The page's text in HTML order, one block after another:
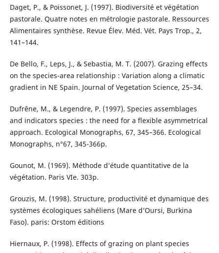
Daget, P., & Poissonet, J. (1997). Biodiversité et végétation
pastorale. Quatre notes en métrologie pastorale. Ressources
Alimentaires synthèse. Revue Élev. Méd. Vét. Pays Trop., 2,
141–144.
De Bello, F., Leps, J., & Sebastia, M. T. (2007). Grazing effects
on the species-area relationship : Variation along a climatic
gradient in NE Spain. Journal of Vegetation Science, 25–34.
Dufrêne, M., & Legendre, P. (1997). Species assemblages
and indicators species : the need for a flexible asymmetrical
approach. Ecological Monographs, 67, 345–366. Ecological
Monographs, n°67, 345-366p.
Gounot, M. (1969). Méthode d’étude quantitative de la
végétation. Paris VIe. 303p.
Grouzis, M. (1998). Structure, productivité et dynamique des
systèmes écologiques sahéliens (Mare d’Oursi, Burkina
Faso). paris: Orstom éditions
Hiernaux, P. (1998). Effects of grazing on plant species